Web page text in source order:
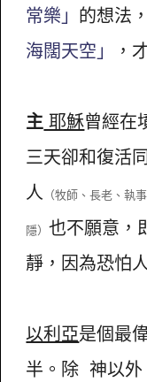
常樂」 的想法
海闊天空」
，
主 耶穌曾經在
三天卻和復活
人 （牧師、長老、執
隱）也不願意，
靜，因為恐怕
以利亞是個最
半。除 神以外